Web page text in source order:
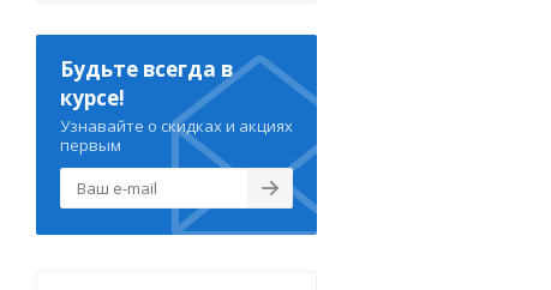
Будьте всегда в
курсе!
Узнавайте о скидках и акциях
первым